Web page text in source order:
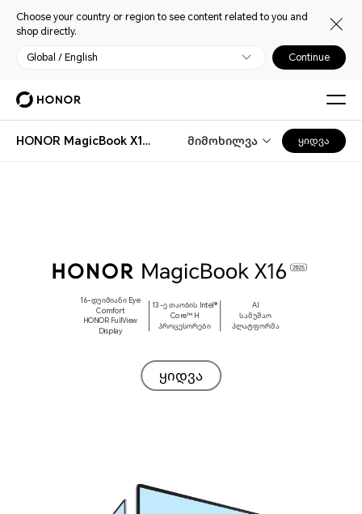
Choose your country or region to see content related to you and
shop directly.
Global / English Continue
HONOR MagicBook X16 2025 მიმოხილვა ყიდვა
16-დუიმიანი Eye
Comfort
HONOR FullView
Display
13-ე თაობის Intel®
Core™ H
პროცესორები
AI
სამუშაო
პლატფორმა
ყიდვა